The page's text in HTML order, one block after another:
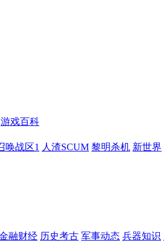
游戏百科
唤战区1 人渣SCUM 黎明杀机 新世界
融财经 历史考古 军事动态 兵器知识